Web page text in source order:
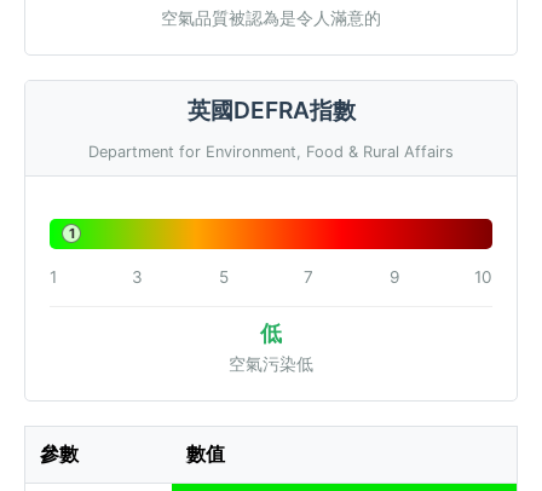
空氣品質被認為是令人滿意的
英國DEFRA指數
Department for Environment, Food & Rural Affairs
1
1 3 5 7 9 10
低
空氣污染低
參數 數值